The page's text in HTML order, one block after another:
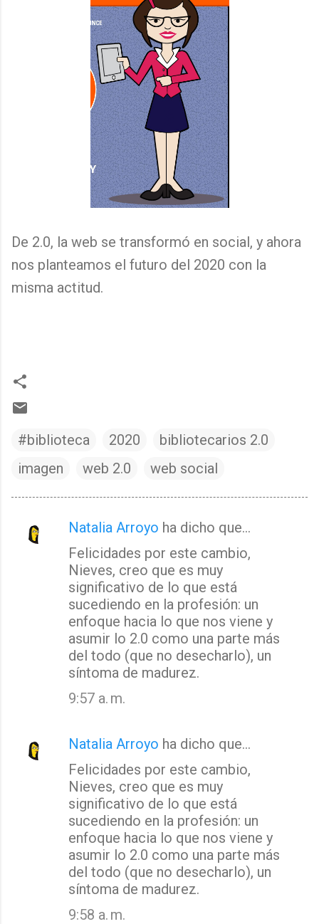
De 2.0, la web se transformó en social, y ahora
nos planteamos el futuro del 2020 con la
misma actitud.
#biblioteca 2020
bibliotecarios 2.0
imagen
web 2.0 web social
C
Natalia Arroyo ha dicho que…
Felicidades por este cambio,
Nieves, creo que es muy
significativo de lo que está
sucediendo en la profesión: un
enfoque hacia lo que nos viene y
asumir lo 2.0 como una parte más
del todo (que no desecharlo), un
síntoma de madurez.
9:57 a. m.
Natalia Arroyo ha dicho que…
Felicidades por este cambio,
Nieves, creo que es muy
significativo de lo que está
sucediendo en la profesión: un
enfoque hacia lo que nos viene y
asumir lo 2.0 como una parte más
del todo (que no desecharlo), un
síntoma de madurez.
9:58 a. m.